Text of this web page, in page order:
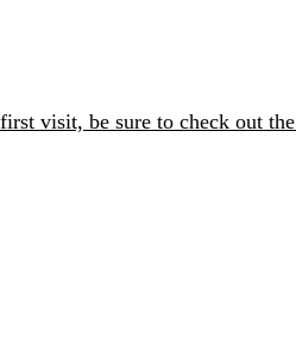
visit, be sure to check out the